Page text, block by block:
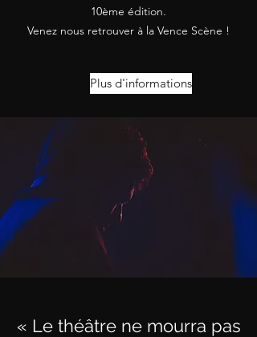
10ème édition.
Venez nous retrouver à la Vence Scène !
Plus d'informations
« Le théâtre ne mourra pas